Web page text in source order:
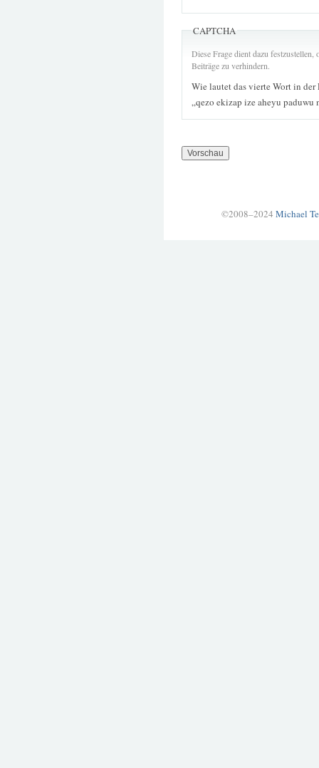
CAPTCHA
Diese Frage dient dazu
Beiträge zu verhindern.
Wie lautet das vierte Wort in der
„qezo ekizap ize aheyu
©2008–2024 Michael